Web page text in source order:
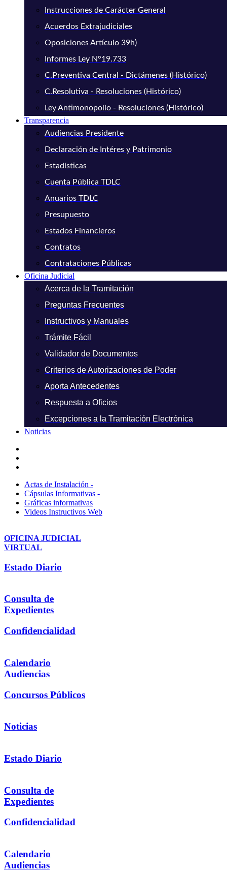
Instrucciones de Carácter General
Acuerdos Extrajudiciales
Oposiciones Artículo 39h)
Informes Ley N°19.733
C.Preventiva Central - Dictámenes (Histórico)
C.Resolutiva - Resoluciones (Histórico)
Ley Antimonopolio - Resoluciones (Histórico)
Transparencia
Audiencias Presidente
Declaración de Intéres y Patrimonio
Estadísticas
Cuenta Pública TDLC
Anuarios TDLC
Presupuesto
Estados Financieros
Contratos
Contrataciones Públicas
Oficina Judicial
Acerca de la Tramitación
Preguntas Frecuentes
Instructivos y Manuales
Trámite Fácil
Validador de Documentos
Criterios de Autorizaciones de Poder
Aporta Antecedentes
Respuesta a Oficios
Excepciones a la Tramitación Electrónica
Noticias
Actas de Instalación -
Cápsulas Informativas -
Gráficas informativas
Videos Instructivos Web
OFICINA JUDICIAL
VIRTUAL
Estado Diario
Consulta de
Expedientes
Confidencialidad
Calendario
Audiencias
Concursos Públicos
Noticias
Estado Diario
Consulta de
Expedientes
Confidencialidad
Calendario
Audiencias